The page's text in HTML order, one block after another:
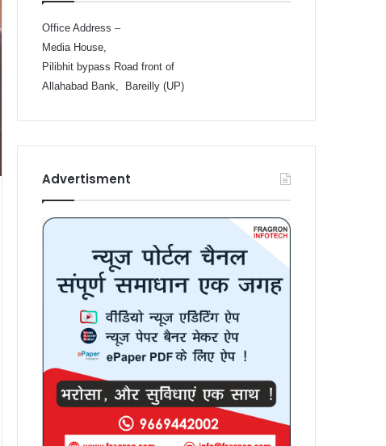
Office Address –
Media House,
Pilibhit bypass Road front of
Allahabad Bank, Bareilly (UP)